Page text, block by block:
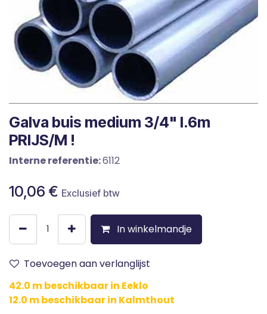
Galva buis medium 3/4" l.6m
PRIJS/M !
Interne referentie:6112
10,06 € Exclusief btw
In winkelmandje
Toevoegen aan verlanglijst
42.0 m beschikbaar in Eeklo
12.0 m beschikbaar in Kalmthout